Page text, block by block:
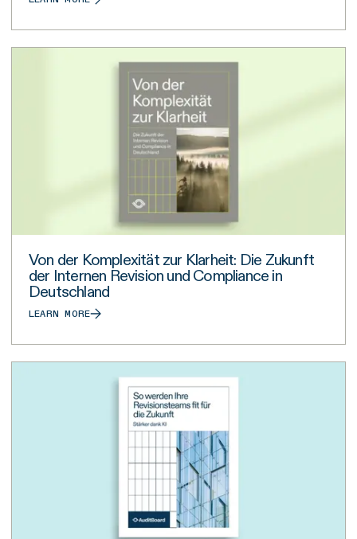
Von der Komplexität zur Klarheit: Die Zukunft
der Internen Revision und Compliance in
Deutschland
LEARN MORE